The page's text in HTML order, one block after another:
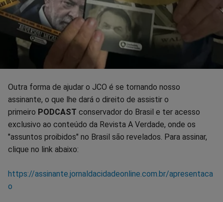
Outra forma de ajudar o JCO é se tornando nosso
assinante, o que lhe dará o direito de assistir o
primeiro PODCAST conservador do Brasil e ter acesso
exclusivo ao conteúdo da Revista A Verdade, onde os
"assuntos proibidos" no Brasil são revelados. Para assinar,
clique no link abaixo:
https://assinante.jornaldacidadeonline.com.br/apresentaca
o